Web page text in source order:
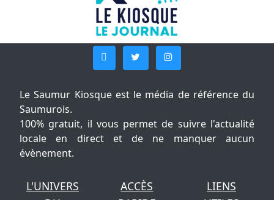
Le Saumur Kiosque est le média de référence du
Saumurois.
100% gratuit, il vous permet de suivre l'actualité
locale en direct et de ne manquer aucun
évènement.
L'UNIVERS
ACCÈS
LIENS